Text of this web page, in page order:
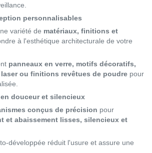
personnalisables
variété de matériaux, finitions et
à l'esthétique architecturale de votre
panneaux en verre, motifs décoratifs,
ou finitions revêtues de poudre pour
douceur et silencieux
conçus de précision pour
et abaissement lisses, silencieux et
développée réduit l'usure et assure une